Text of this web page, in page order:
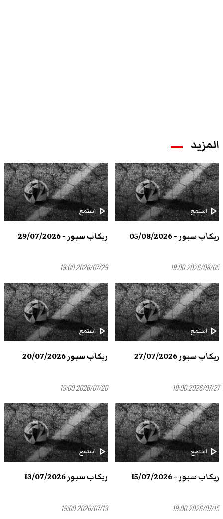
المزيد
play_arrowاستمع
ريكاب سبور - 05/08/2026
2026/08/05 19:00
play_arrowاستمع
ريكاب سبور - 29/07/2026
2026/07/29 19:00
play_arrowاستمع
ريكاب سبور 27/07/2026
2026/07/27 19:00
play_arrowاستمع
ريكاب سبور 20/07/2026
2026/07/20 19:00
play_arrowاستمع
ريكاب سبور - 15/07/2026
2026/07/15 19:00
play_arrowاستمع
ريكاب سبور 13/07/2026
2026/07/13 19:00